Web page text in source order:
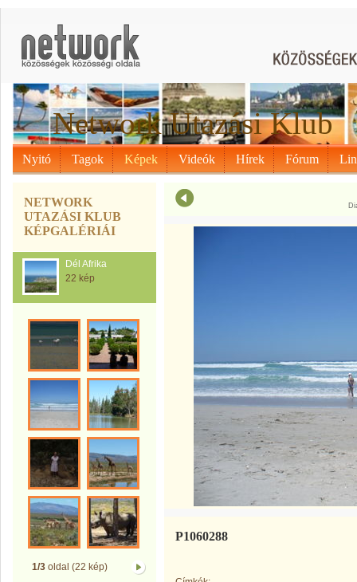
Network Utazási Klub
Nyitó Tagok Képek Videók Hírek Fórum
NETWORK
UTAZÁSI KLUB
KÉPGALÉRIÁI
Dél Afrika
22 kép
1/3oldal (22 kép)
P1060288